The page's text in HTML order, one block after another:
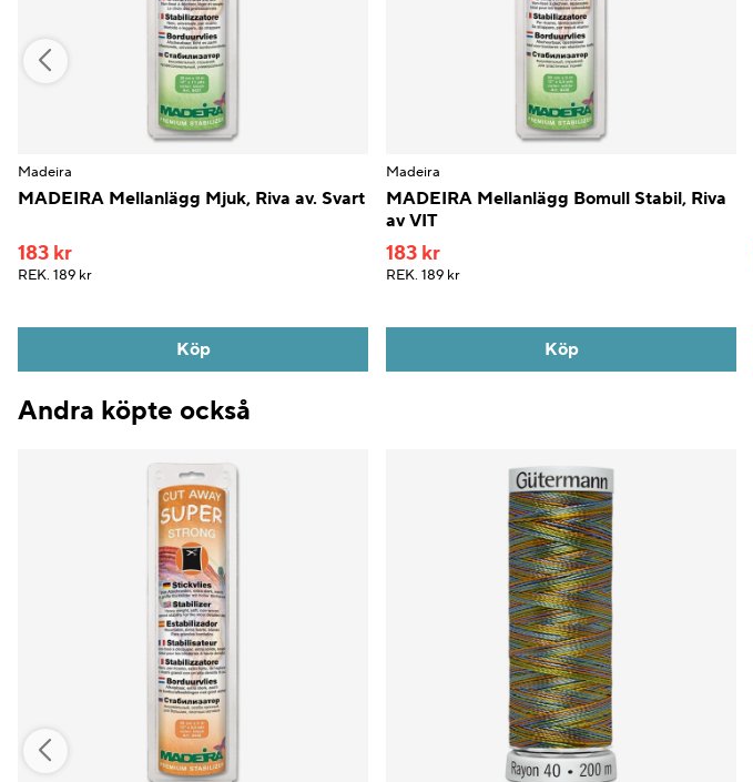
Madeira
MADEIRA Mellanlägg Mjuk, Riva av. Svart
183 kr
REK. 189 kr
Köp
Madeira
MADEIRA Mellanlägg Bomull Stabil, Riva
av VIT
183 kr
REK. 189 kr
Köp
Andra köpte också